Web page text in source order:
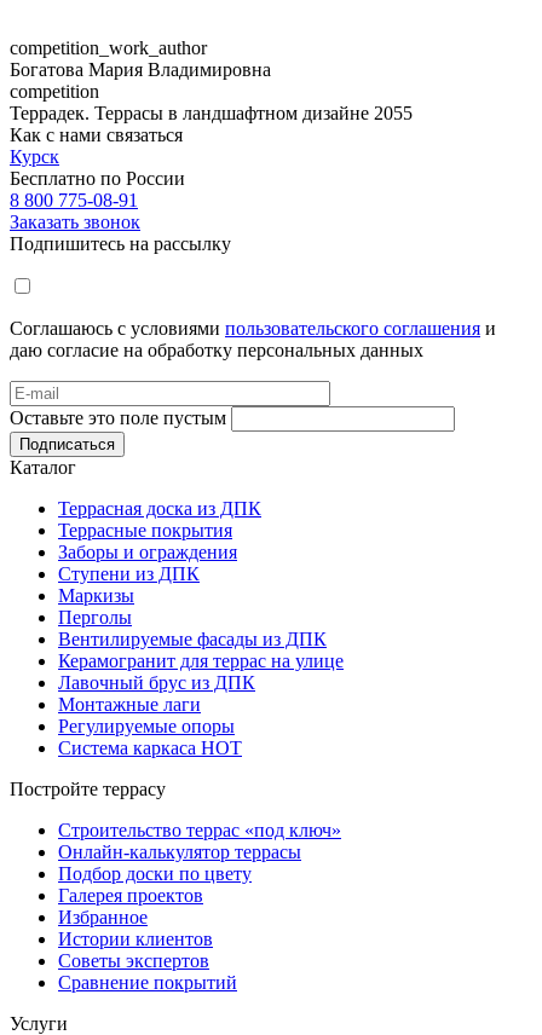
competition_work_author
Богатова Мария Владимировна
competition
Террадек. Террасы в ландшафтном дизайне 2055
Как с нами связаться
Курск
Бесплатно по России
8 800 775-08-91
Заказать звонок
Подпишитесь на рассылку
Соглашаюсь с условиями пользовательского соглашения и
даю согласие на обработку персональных данных
Оставьте это поле пустым
Подписаться
Каталог
Террасная доска из ДПК
Террасные покрытия
Заборы и ограждения
Ступени из ДПК
Маркизы
Перголы
Вентилируемые фасады из ДПК
Керамогранит для террас на улице
Лавочный брус из ДПК
Монтажные лаги
Регулируемые опоры
Система каркаса НОТ
Постройте террасу
Строительство террас «под ключ»
Онлайн-калькулятор террасы
Подбор доски по цвету
Галерея проектов
Избранное
Истории клиентов
Советы экспертов
Сравнение покрытий
Услуги